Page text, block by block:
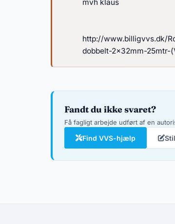
mvh klaus
http://www.billigvvs.dk/
dobbelt-2x32mm-25mtr-
Fandt du ikke svaret?
Få fagligt arbejde udført af en
Find VVS-hjælp